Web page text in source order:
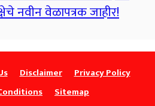
नवीन वेळापत्रक जाहीर!
Disclaimer
Privacy Policy
Sitemap